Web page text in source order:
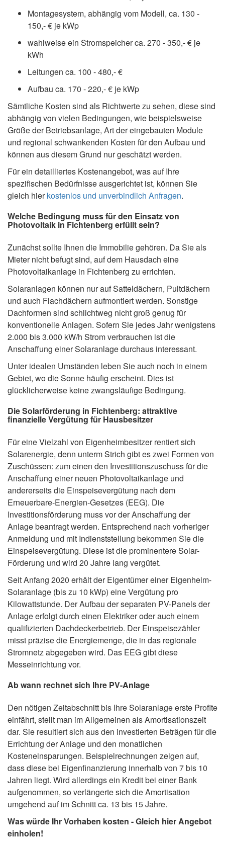
Montagesystem, abhängig vom Modell, ca. 130 -
150,- € je kWp
wahlweise ein Stromspeicher ca. 270 - 350,- € je
kWh
Leitungen ca. 100 - 480,- €
Aufbau ca. 170 - 220,- € je kWp
Sämtliche Kosten sind als Richtwerte zu sehen, diese sind
abhängig von vielen Bedingungen, wie beispielsweise
Größe der Betriebsanlage, Art der eingebauten Module
und regional schwankenden Kosten für den Aufbau und
können aus diesem Grund nur geschätzt werden.
Für ein detailliertes Kostenangebot, was auf Ihre
spezifischen Bedürfnisse ausgerichtet ist, können Sie
gleich hierkostenlos und unverbindlich Anfragen.
Welche Bedingung muss für den Einsatz von
Photovoltaik in Fichtenberg erfüllt sein?
Zunächst sollte Ihnen die Immobilie gehören. Da Sie als
Mieter nicht befugt sind, auf dem Hausdach eine
Photovoltaikanlage in Fichtenberg zu errichten.
Solaranlagen können nur auf Satteldächern, Pultdächern
und auch Flachdächern aufmontiert werden. Sonstige
Dachformen sind schlichtweg nicht groß genug für
konventionelle Anlagen. Sofern Sie jedes Jahr wenigstens
2.000 bis 3.000 kW/h Strom verbrauchen ist die
Anschaffung einer Solaranlage durchaus interessant.
Unter idealen Umständen leben Sie auch noch in einem
Gebiet, wo die Sonne häufig erscheint. Dies ist
glücklicherweise keine zwangsläufige Bedingung.
Die Solarförderung in Fichtenberg: attraktive
finanzielle Vergütung für Hausbesitzer
Für eine Vielzahl von Eigenheimbesitzer rentiert sich
Solarenergie, denn unterm Strich gibt es zwei Formen von
Zuschüssen: zum einen den Investitionszuschuss für die
Anschaffung einer neuen Photovoltaikanlage und
andererseits die Einspeisevergütung nach dem
Erneuerbare-Energien-Gesetzes (EEG). Die
Investitionsförderung muss vor der Anschaffung der
Anlage beantragt werden. Entsprechend nach vorheriger
Anmeldung und mit Indienststellung bekommen Sie die
Einspeisevergütung. Diese ist die prominentere Solar-
Förderung und wird 20 Jahre lang vergütet.
Seit Anfang 2020 erhält der Eigentümer einer Eigenheim-
Solaranlage (bis zu 10 kWp) eine Vergütung pro
Kilowattstunde. Der Aufbau der separaten PV-Panels der
Anlage erfolgt durch einen Elektriker oder auch einem
qualifizierten Dachdeckerbetrieb. Der Einspeisezähler
misst präzise die Energiemenge, die in das regionale
Stromnetz abgegeben wird. Das EEG gibt diese
Messeinrichtung vor.
Ab wann rechnet sich Ihre PV-Anlage
Den nötigen Zeitabschnitt bis Ihre Solaranlage erste Profite
einfährt, stellt man im Allgemeinen als Amortisationszeit
dar. Sie resultiert sich aus den investierten Beträgen für die
Errichtung der Anlage und den monatlichen
Kosteneinsparungen. Beispielrechnungen zeigen auf,
dass diese bei Eigenfinanzierung innerhalb von 7 bis 10
Jahren liegt. Wird allerdings ein Kredit bei einer Bank
aufgenommen, so verlängerte sich die Amortisation
umgehend auf im Schnitt ca. 13 bis 15 Jahre.
Was würde Ihr Vorhaben kosten - Gleich hier Angebot
einholen!